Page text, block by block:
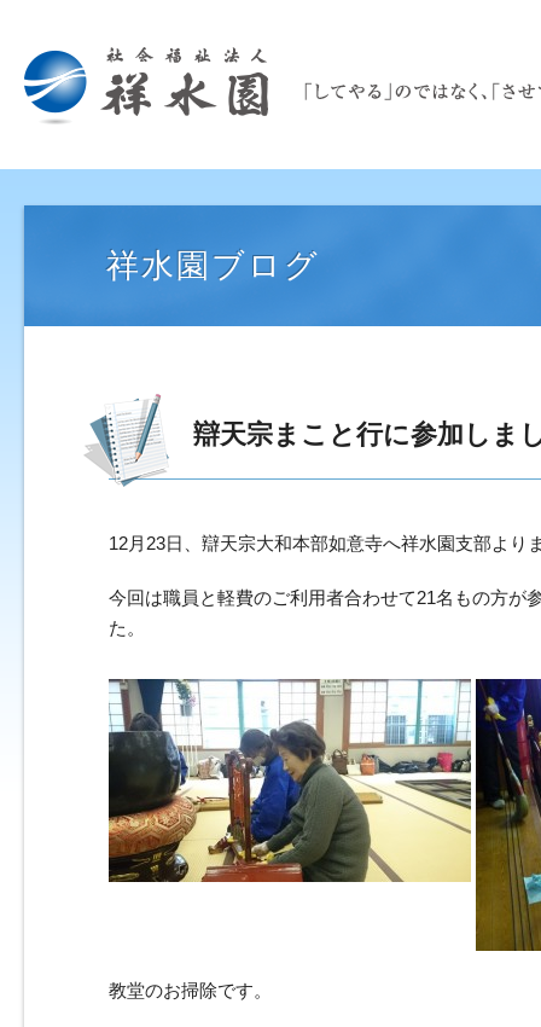
祥水園ブログ
辯天宗まこと行に参加しま
12月23日、辯天宗大和本部如意寺へ祥水園支部より
今回は職員と軽費のご利用者合わせて21名もの方が
た。
教堂のお掃除です。